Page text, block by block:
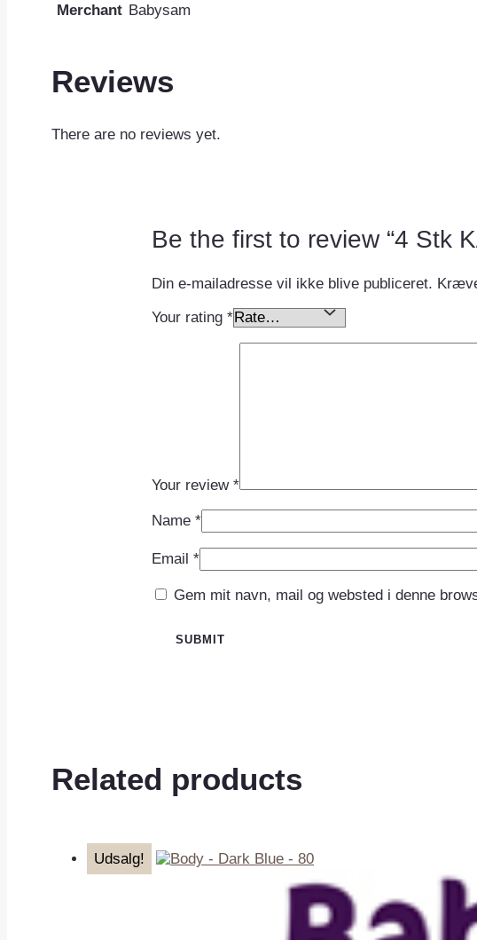
Merchant Babysam
Reviews
There are no reviews yet.
Be the first to review “4 Stk
Din e-mailadresse vil ikke blive publiceret.
Your rating*
Your review*
Name*
Email*
Gem mit navn, mail og websted i denne
Related products
Udsalg!